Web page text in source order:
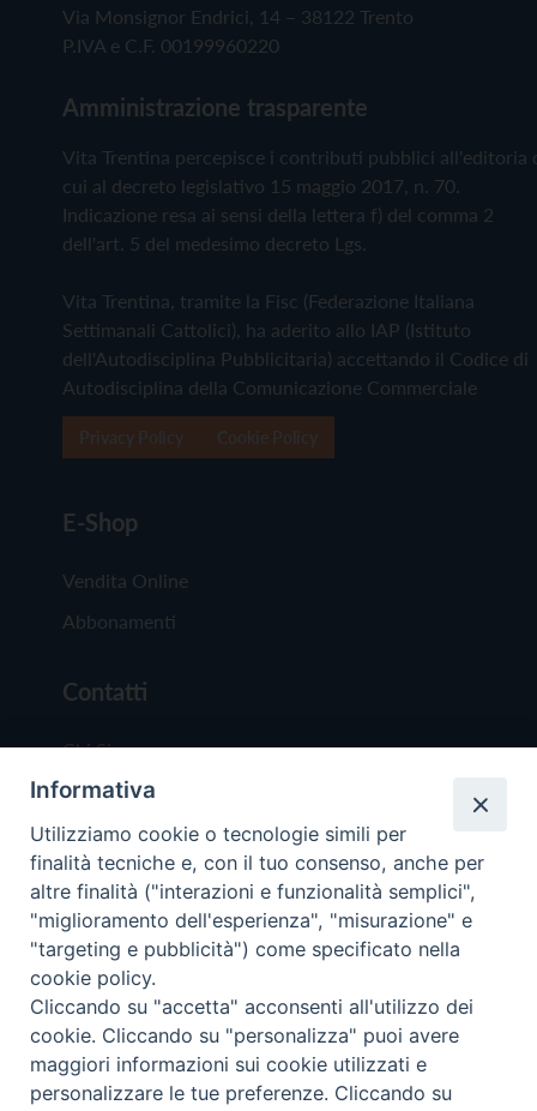
Via Monsignor Endrici, 14 – 38122 Trento
P.IVA e C.F. 00199960220
Amministrazione trasparente
Vita Trentina percepisce i contributi pubblici all'editoria
cui al decreto legislativo 15 maggio 2017, n. 70.
Indicazione resa ai sensi della lettera f) del comma 2
dell'art. 5 del medesimo decreto Lgs.
Vita Trentina, tramite la Fisc (Federazione Italiana
Settimanali Cattolici), ha aderito allo IAP (Istituto
dell'Autodisciplina Pubblicitaria) accettando il Codice di
Autodisciplina della Comunicazione Commerciale
E-Shop
Vendita Online
Abbonamenti
Contatti
Chi Siamo
Redazione
Scrivici
Copyright © 2019 - Tutti i diritti riservati - Vita
Trentina Editrice
Privacy Policy
Informativa
Utilizziamo cookie o tecnologie simili per
finalità tecniche e, con il tuo consenso, anche per
altre finalità ("interazioni e funzionalità semplici",
"miglioramento dell'esperienza", "misurazione" e
"targeting e pubblicità") come specificato nella
cookie policy.
Cliccando su "accetta" acconsenti all'utilizzo dei
cookie. Cliccando su "personalizza" puoi avere
maggiori informazioni sui cookie utilizzati e
personalizzare le tue preferenze. Cliccando su